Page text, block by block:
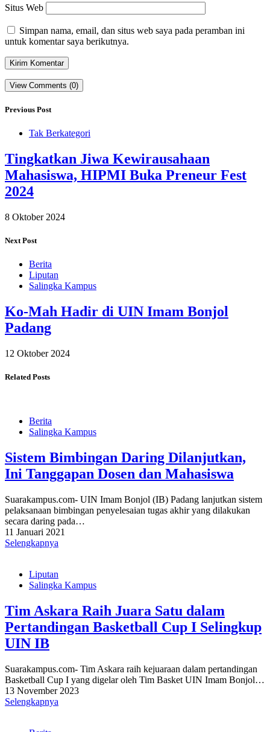
Situs Web
Simpan nama, email, dan situs web saya pada peramban ini
untuk komentar saya berikutnya.
View Comments (0)
Previous Post
Tak Berkategori
Tingkatkan Jiwa Kewirausahaan
Mahasiswa, HIPMI Buka Preneur Fest
2024
8 Oktober 2024
Next Post
Berita
Liputan
Salingka Kampus
Ko-Mah Hadir di UIN Imam Bonjol
Padang
12 Oktober 2024
Related Posts
Berita
Salingka Kampus
Sistem Bimbingan Daring Dilanjutkan,
Ini Tanggapan Dosen dan Mahasiswa
Suarakampus.com- UIN Imam Bonjol (IB) Padang lanjutkan sistem
pelaksanaan bimbingan penyelesaian tugas akhir yang dilakukan
secara daring pada…
11 Januari 2021
Selengkapnya
Liputan
Salingka Kampus
Tim Askara Raih Juara Satu dalam
Pertandingan Basketball Cup I Selingkup
UIN IB
Suarakampus.com- Tim Askara raih kejuaraan dalam pertandingan
Basketball Cup I yang digelar oleh Tim Basket UIN Imam Bonjol…
13 November 2023
Selengkapnya